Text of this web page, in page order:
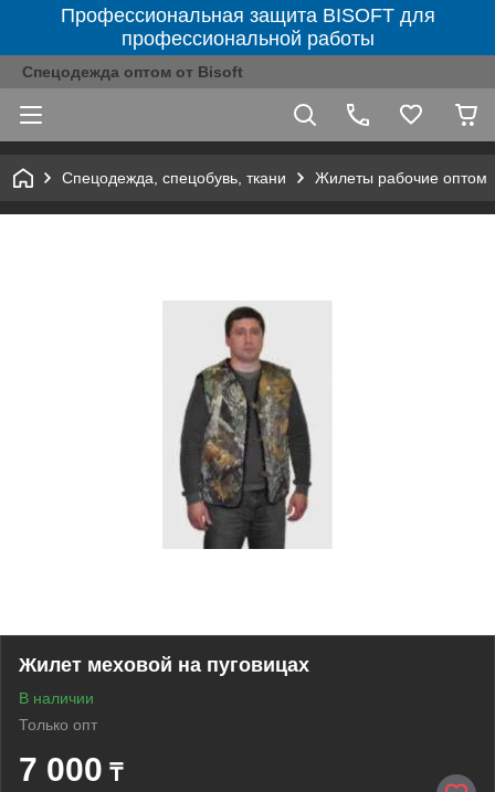
Профессиональная защита BISOFT для
профессиональной работы
Спецодежда оптом от Bisoft
Спецодежда, спецобувь, ткани Жилеты рабочие оптом
Жилет меховой на пуговицах
В наличии
Только опт
7 000 ₸